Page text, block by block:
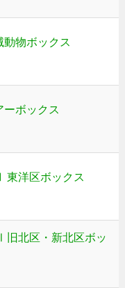
動物ボックス
ーボックス
東洋区ボックス
旧北区・新北区ボッ